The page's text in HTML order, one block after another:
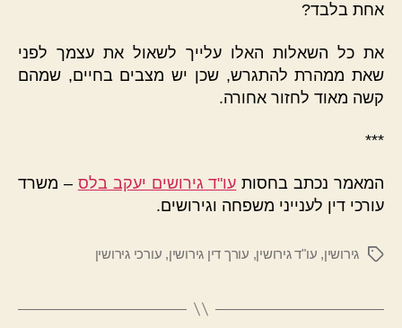
אחת בלבד?
את כל השאלות האלו עלייך לשאול את עצמך לפני
שאת ממהרת להתגרש, שכן יש מצבים בחיים, שמהם
קשה מאוד לחזור אחורה.
***
המאמר נכתב בחסות עו"ד גירושים יעקב בלס – משרד
עורכי דין לענייני משפחה וגירושים.
תגיותגירושין, עו"ד גירושין, עורך דין גירושין, עורכי גירושין